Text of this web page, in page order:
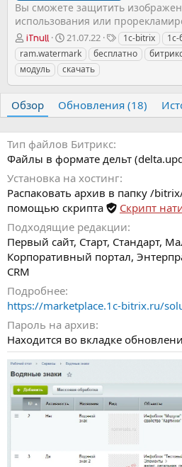
Вы сможете защитить
использования или
А
в
т
о
р
iTnull
Д
а
т
а
с
о
н
и
я
21.07.22
Т
е
г
1c-bitrix
ram.watermark
бесплатно
модуль
скачать
Обзор Обновления (18)
Тип файлов Битрикс
Файлы в формате дельт
Установка на хостинг
Распаковать архив в папку /
помощью скрипта
Скрипт
Подходящие редакции
Первый сайт, Старт, Стандарт,
Корпоративный портал,
CRM
Подробнее
https://marketplace.1c-bitrix.ru/
Пароль на архив
Находится во вкладке